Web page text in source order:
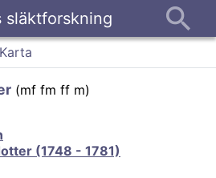
släktforskning
Karta
(mf fm ff m)
(1748 - 1781)